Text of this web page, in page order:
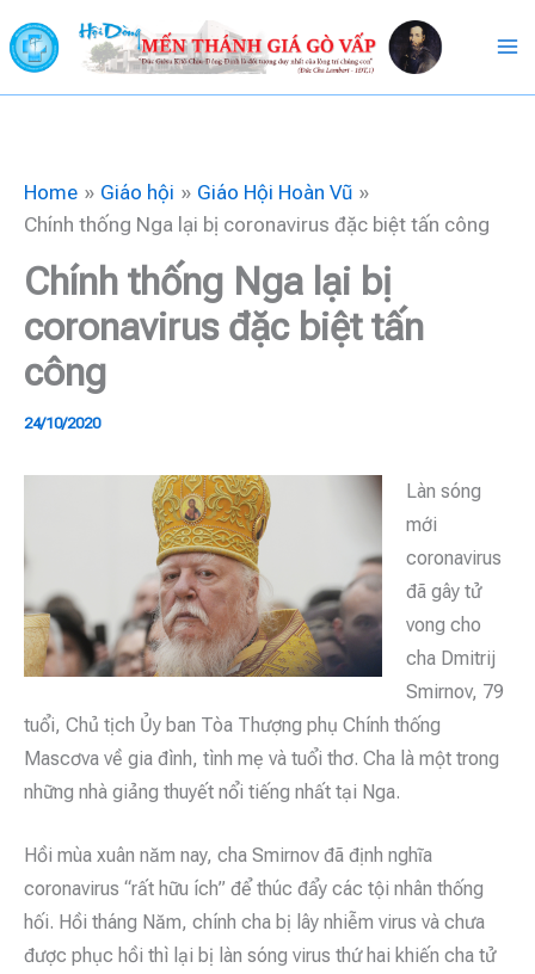
to
content
Home Giáo hội
Giáo Hội Hoàn Vũ
Chính thống Nga lại bị coronavirus đặc biệt tấn công
Chính thống Nga lại bị
coronavirus đặc biệt tấn
công
24/10/2020
Làn sóng
mới
coronavirus
đã gây tử
vong cho
cha Dmitrij
Smirnov, 79
tuổi, Chủ tịch Ủy ban Tòa Thượng phụ Chính thống
Mascơva về gia đình, tình mẹ và tuổi thơ. Cha là một trong
những nhà giảng thuyết nổi tiếng nhất tại Nga.
Hồi mùa xuân năm nay, cha Smirnov đã định nghĩa
coronavirus “rất hữu ích” để thúc đẩy các tội nhân thống
hối. Hồi tháng Năm, chính cha bị lây nhiễm virus và chưa
được phục hồi thì lại bị làn sóng virus thứ hai khiến cha tử